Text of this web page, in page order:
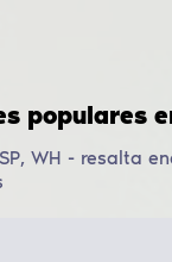
populares
WH - resalta